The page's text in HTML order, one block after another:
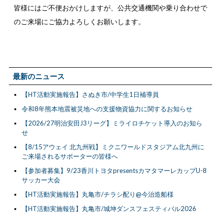
皆様にはご不便おかけしますが、公共交通機関や乗り合わせで
のご来場にご協力よろしくお願いします。
最新のニュース
【HT活動実施報告】さぬき市/中学生1日補導員
令和8年熊本地震被災地への支援物資協力に関するお知らせ
【2026/27明治安田J3リーグ】ミライロチケット導入のお知ら
せ
【8/15アウェイ 北九州戦】ミクニワールドスタジアム北九州に
ご来場されるサポーターの皆様へ
【参加者募集】9/23香川トヨタpresentsカマタマーレカップU-8
サッカー大会
【HT活動実施報告】丸亀市/チラシ配り@今治造船様
【HT活動実施報告】丸亀市/城坤ダンスフェスティバル2026